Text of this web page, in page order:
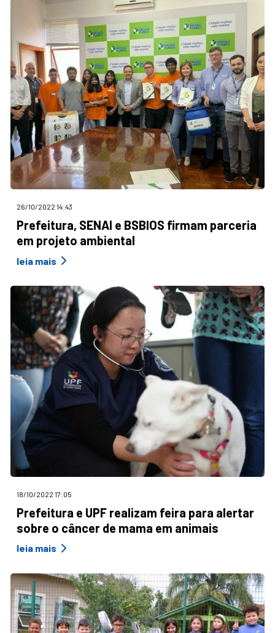
26/10/2022 14:43
Prefeitura, SENAI e BSBIOS firmam parceria
em projeto ambiental
leia mais
18/10/2022 17:05
Prefeitura e UPF realizam feira para alertar
sobre o câncer de mama em animais
leia mais